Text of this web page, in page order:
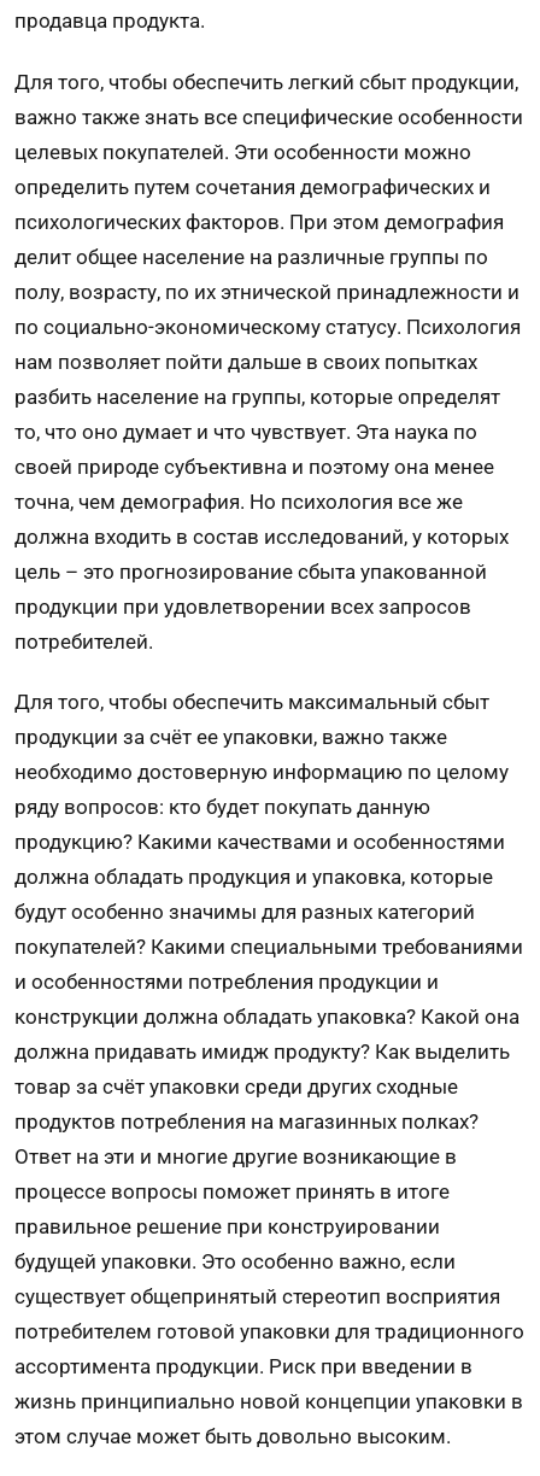
продавца продукта.
Для того, чтобы обеспечить легкий сбыт продукции,
важно также знать все специфические особенности
целевых покупателей. Эти особенности можно
определить путем сочетания демографических и
психологических факторов. При этом демография
делит общее население на различные группы по
полу, возрасту, по их этнической принадлежности и
по социально-экономическому статусу. Психология
нам позволяет пойти дальше в своих попытках
разбить население на группы, которые определят
то, что оно думает и что чувствует. Эта наука по
своей природе субъективна и поэтому она менее
точна, чем демография. Но психология все же
должна входить в состав исследований, у которых
цель – это прогнозирование сбыта упакованной
продукции при удовлетворении всех запросов
потребителей.
Для того, чтобы обеспечить максимальный сбыт
продукции за счёт ее упаковки, важно также
необходимо достоверную информацию по целому
ряду вопросов: кто будет покупать данную
продукцию? Какими качествами и особенностями
должна обладать продукция и упаковка, которые
будут особенно значимы для разных категорий
покупателей? Какими специальными требованиями
и особенностями потребления продукции и
конструкции должна обладать упаковка? Какой она
должна придавать имидж продукту? Как выделить
товар за счёт упаковки среди других сходные
продуктов потребления на магазинных полках?
Ответ на эти и многие другие возникающие в
процессе вопросы поможет принять в итоге
правильное решение при конструировании
будущей упаковки. Это особенно важно, если
существует общепринятый стереотип восприятия
потребителем готовой упаковки для традиционного
ассортимента продукции. Риск при введении в
жизнь принципиально новой концепции упаковки в
этом случае может быть довольно высоким.